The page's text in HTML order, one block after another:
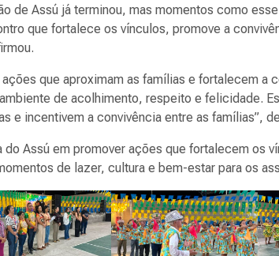
de Assú já terminou, mas momentos como
que fortalece os vínculos, promove a
que aproximam as famílias e fortalecem a
de acolhimento, respeito e felicidade.
e incentivem a convivência entre as famílias”,
Assú em promover ações que fortalecem os
de lazer, cultura e bem-estar para os